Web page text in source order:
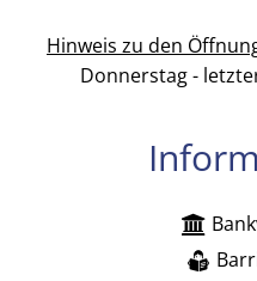
Hinweis zu den
Donnerstag -